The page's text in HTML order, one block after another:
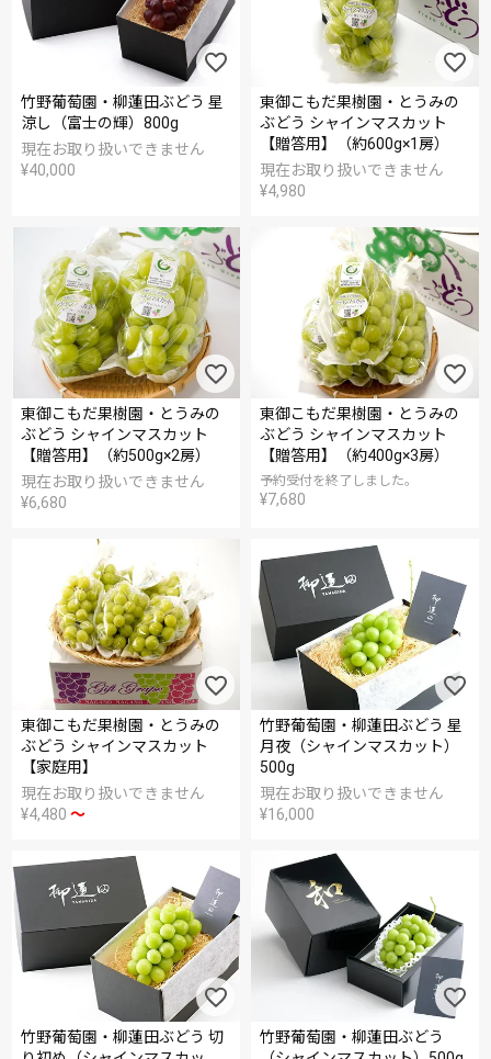
竹野葡萄園・柳蓮田ぶどう 星
涼し（富士の輝）800g
現在お取り扱いできません
¥40,000
東御こもだ果樹園・とうみの
ぶどう シャインマスカット
【贈答用】（約600g×1房）
現在お取り扱いできません
¥4,980
東御こもだ果樹園・とうみの
ぶどう シャインマスカット
【贈答用】（約500g×2房）
現在お取り扱いできません
¥6,680
東御こもだ果樹園・とうみの
ぶどう シャインマスカット
【贈答用】（約400g×3房）
予約受付を終了しました。
¥7,680
東御こもだ果樹園・とうみの
ぶどう シャインマスカット
【家庭用】
現在お取り扱いできません
¥4,480 〜
竹野葡萄園・柳蓮田ぶどう 星
月夜（シャインマスカット）
500g
現在お取り扱いできません
¥16,000
竹野葡萄園・柳蓮田ぶどう 切
竹野葡萄園・柳蓮田ぶどう